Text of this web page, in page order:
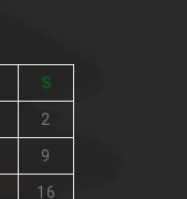
S
2
9
16